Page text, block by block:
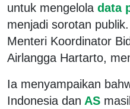
untuk mengelola data
menjadi sorotan
Menteri Koordinator
Airlangga Hartarto,
Ia menyampaikan
Indonesia dan AS